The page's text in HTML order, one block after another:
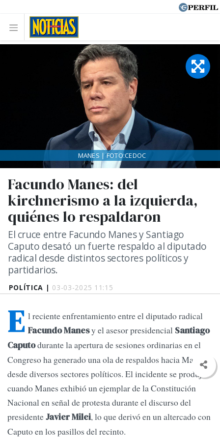
POLÍTICA | 03-03-2025 11:15
Facundo Manes: del
kirchnerismo a la izquierda,
quiénes lo respaldaron
El cruce entre Facundo Manes y Santiago
Caputo desató un fuerte respaldo al diputado
radical desde distintos sectores políticos y
partidarios.
MANES | FOTO:CEDOC
E l reciente enfrentamiento entre el diputado radical
Facundo Manesy el asesor presidencial Santiago
Caputodurante la apertura de sesiones ordinarias en el
Congreso ha generado una ola de respaldos hacia Manes
desde diversos sectores políticos. El incidente se produjo
cuando Manes exhibió un ejemplar de la Constitución
Nacional en señal de protesta durante el discurso del
presidenteJavier Milei, lo que derivó en un altercado con
Caputo en los pasillos del recinto.